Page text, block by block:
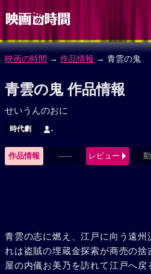
映画の時間 → 作品情報 → 青雲の鬼
青雲の鬼 作品情報
せいうんのおに
時代劇 -
作品情報 ------ レビュー
青雲の志に燃え、江戸に向う遠
れは盗賊の埋蔵金探索が商売の
屋の内儀お美乃を訪れて江戸へ